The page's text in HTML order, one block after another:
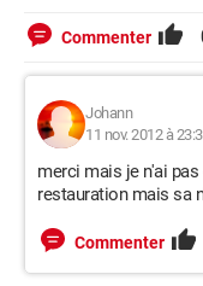
Commenter
Johann
11 nov. 2012 à
merci mais je n'ai pas
restauration mais sa
Commenter